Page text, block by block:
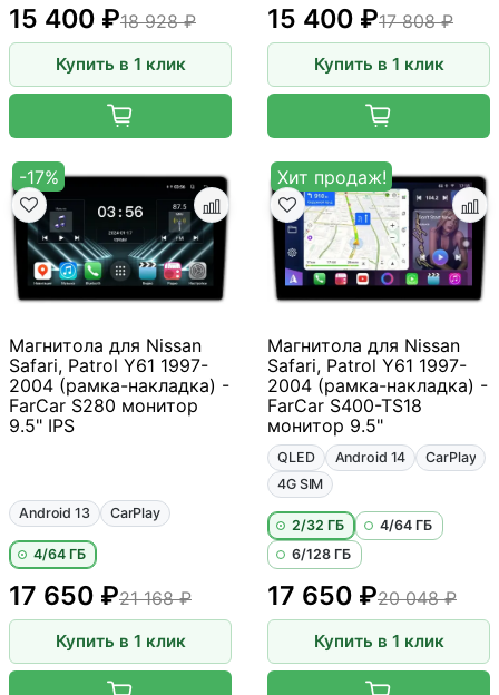
18 928 ₽
15 400 ₽
Купить в 1 клик
15 400 ₽17 808 ₽
Купить в 1 клик
-17%
Магнитола для Nissan
Safari, Patrol Y61 1997-
2004 (рамка-накладка) -
FarCar S280 монитор
9.5" IPS
Android 13 CarPlay
4/64 ГБ
21 168 ₽
17 650 ₽
Купить в 1 клик
Хит продаж!
Магнитола для Nissan
Safari, Patrol Y61 1997-
2004 (рамка-накладка) -
FarCar S400-TS18
монитор 9.5"
QLED Android 14
CarPlay
4G SIM
2/32 ГБ
4/64 ГБ
6/128 ГБ
17 650 ₽20 048 ₽
Купить в 1 клик